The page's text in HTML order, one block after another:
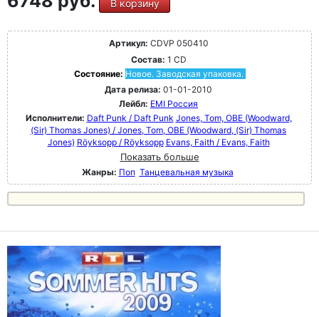
В корзину
Артикул: CDVP 050410
Состав: 1 CD
Состояние: Новое. Заводская упаковка.
Дата релиза: 01-01-2010
Лейбл: EMI Россия
Исполнители: Daft Punk / Daft Punk Jones, Tom, OBE (Woodward,
(Sir) Thomas Jones) / Jones, Tom, OBE (Woodward, (Sir) Thomas
Jones) Röyksopp / Röyksopp Evans, Faith / Evans, Faith
Показать больше
Жанры: Поп Танцевальная музыка